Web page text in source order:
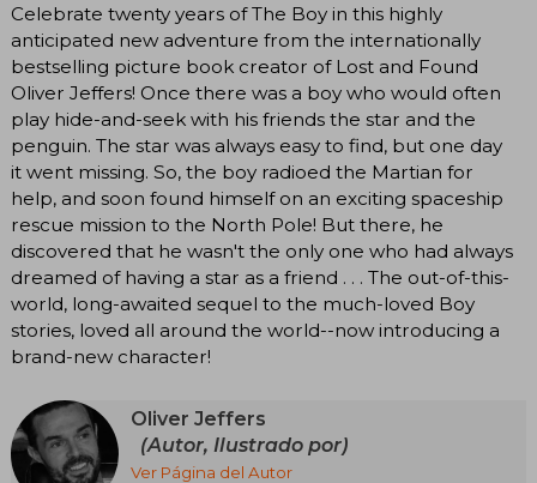
Celebrate twenty years of The Boy in this highly
anticipated new adventure from the internationally
bestselling picture book creator of Lost and Found
Oliver Jeffers! Once there was a boy who would often
play hide-and-seek with his friends the star and the
penguin. The star was always easy to find, but one day
it went missing. So, the boy radioed the Martian for
help, and soon found himself on an exciting spaceship
rescue mission to the North Pole! But there, he
discovered that he wasn't the only one who had always
dreamed of having a star as a friend . . . The out-of-this-
world, long-awaited sequel to the much-loved Boy
stories, loved all around the world--now introducing a
brand-new character!
Oliver Jeffers
(Autor, Ilustrado por)
Ver Página del Autor